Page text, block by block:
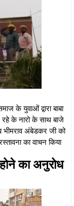
के युवाओं द्वारा बाबा
के नारो के साथ बाजे
अंबेडकर जी को
का वाचन किया
का अनुरोध